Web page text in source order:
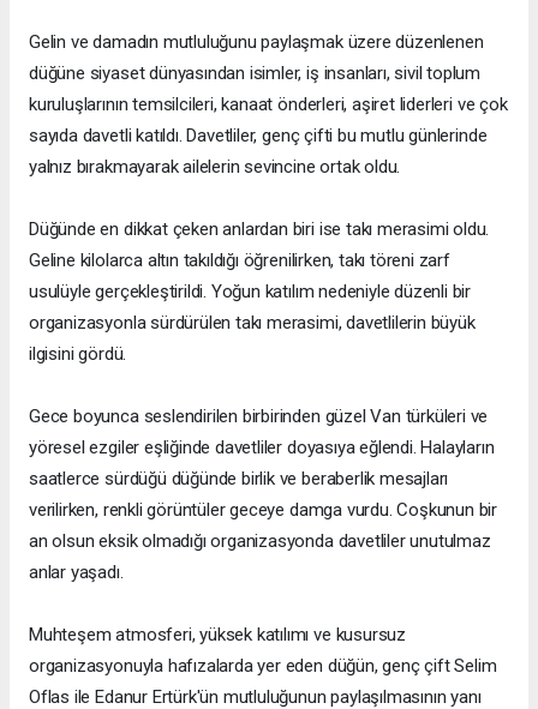
Gelin ve damadın mutluluğunu paylaşmak üzere düzenlenen
düğüne siyaset dünyasından isimler, iş insanları, sivil toplum
kuruluşlarının temsilcileri, kanaat önderleri, aşiret liderleri ve çok
sayıda davetli katıldı. Davetliler, genç çifti bu mutlu günlerinde
yalnız bırakmayarak ailelerin sevincine ortak oldu.
Düğünde en dikkat çeken anlardan biri ise takı merasimi oldu.
Geline kilolarca altın takıldığı öğrenilirken, takı töreni zarf
usulüyle gerçekleştirildi. Yoğun katılım nedeniyle düzenli bir
organizasyonla sürdürülen takı merasimi, davetlilerin büyük
ilgisini gördü.
Gece boyunca seslendirilen birbirinden güzel Van türküleri ve
yöresel ezgiler eşliğinde davetliler doyasıya eğlendi. Halayların
saatlerce sürdüğü düğünde birlik ve beraberlik mesajları
verilirken, renkli görüntüler geceye damga vurdu. Coşkunun bir
an olsun eksik olmadığı organizasyonda davetliler unutulmaz
anlar yaşadı.
Muhteşem atmosferi, yüksek katılımı ve kusursuz
organizasyonuyla hafızalarda yer eden düğün, genç çift Selim
Oflas ile Edanur Ertürk'ün mutluluğunun paylaşılmasının yanı